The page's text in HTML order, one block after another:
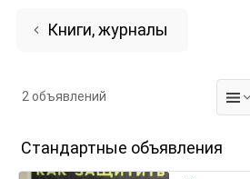
Книги, журналы
2 объявлений
Стандартные объявления